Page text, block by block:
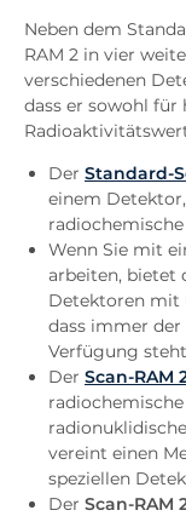
Neben dem
RAM 2 in vier
verschiedenen
dass er sowohl für
Der Standard-
einem
Wenn Sie mit
arbeiten, bietet
Detektoren mit
dass immer
Verfügung
Der Scan-RAM
vereint einen
speziellen
Der Scan-RAM